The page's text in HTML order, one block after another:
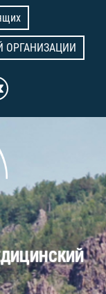
ОРГАНИЗАЦИИ